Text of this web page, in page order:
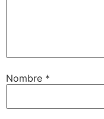
Nombre *